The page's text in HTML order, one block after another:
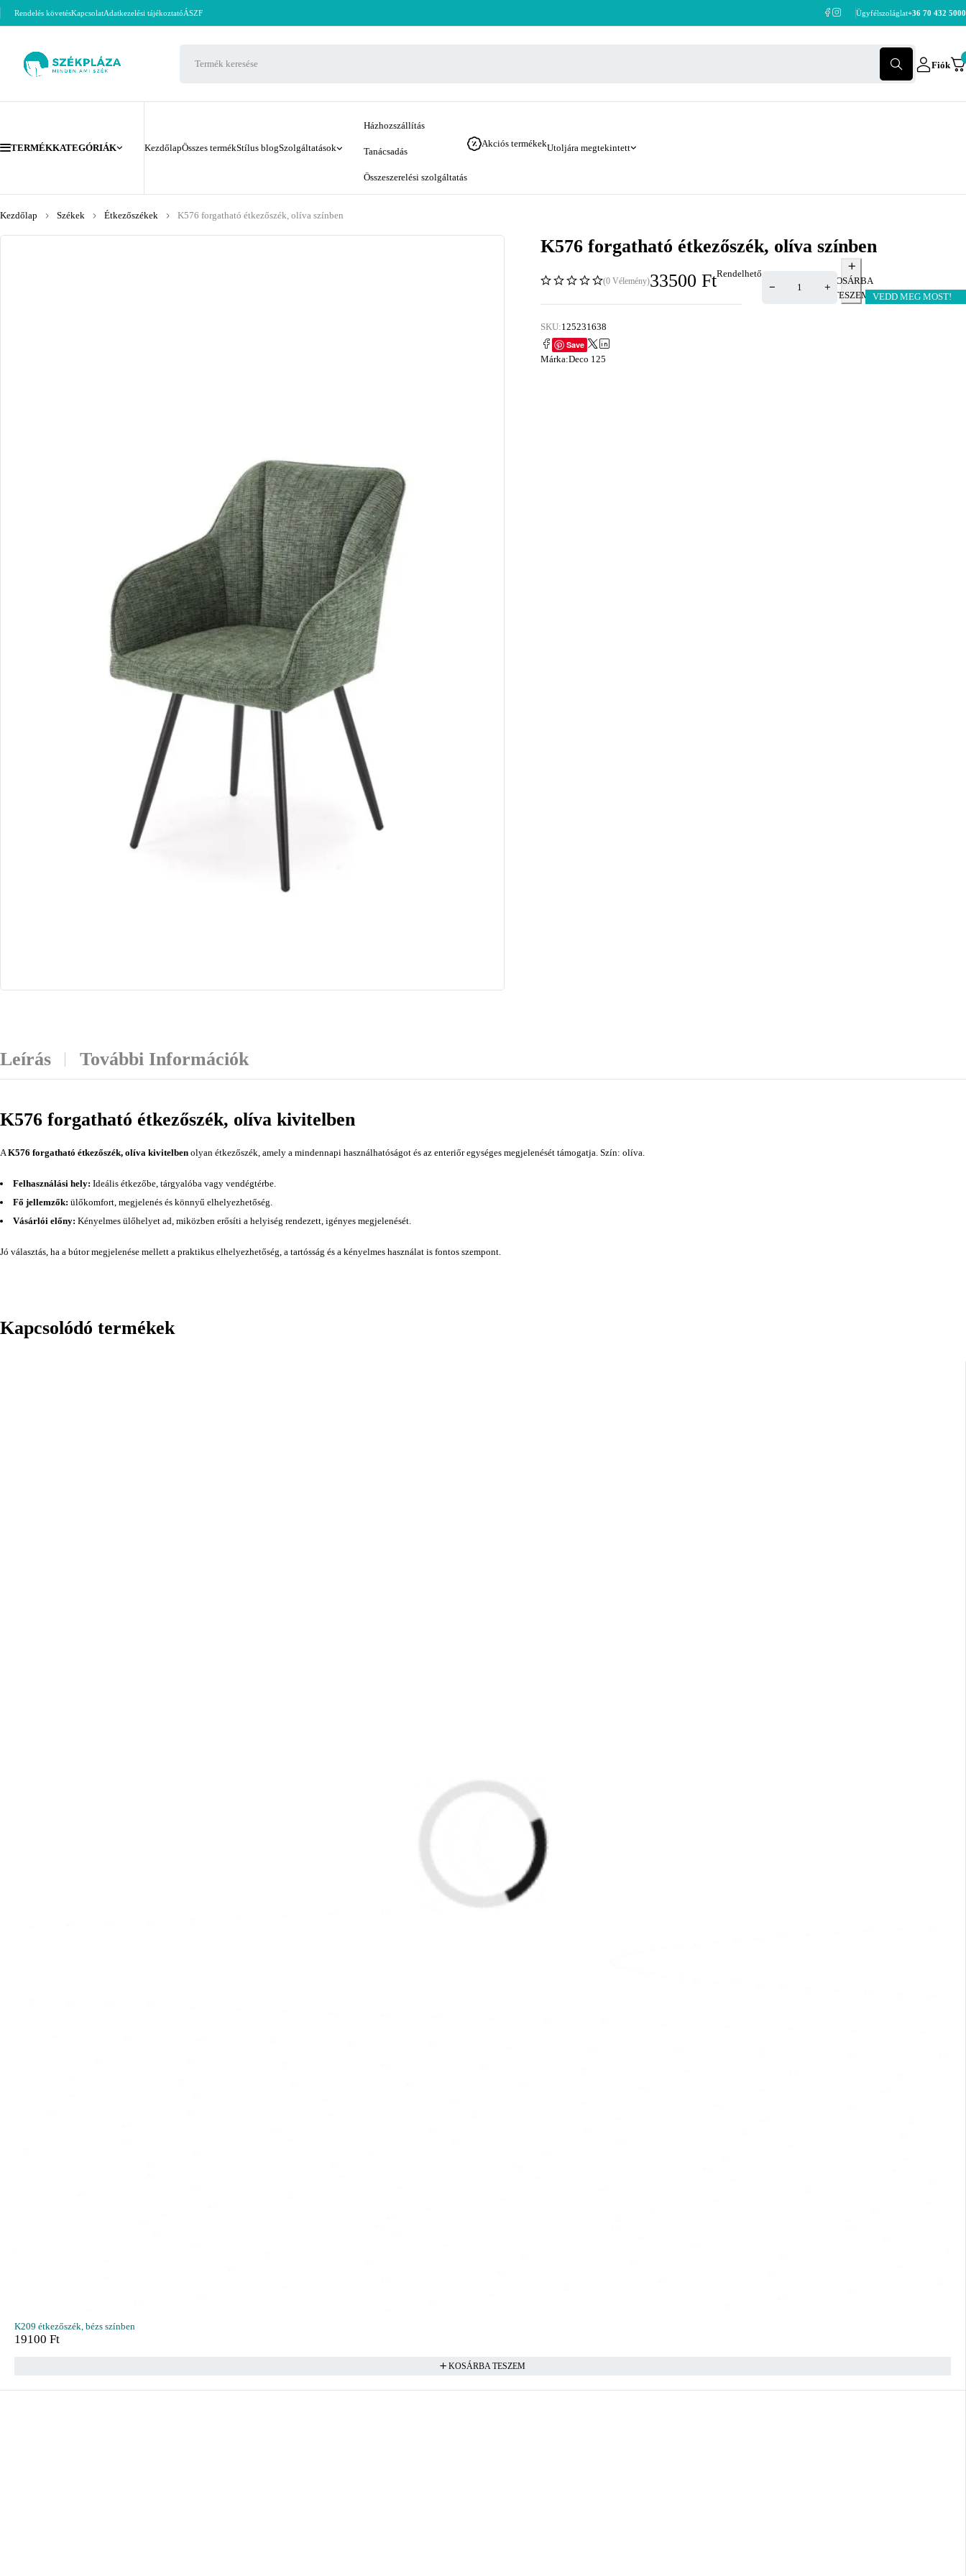
Rendelés követésKapcsolatAdatkezelési tájékoztatóÁSZF Ügyfélszoláglat+36 70 432 5000
Fiók
TERMÉKKATEGÓRIÁK KezdőlapÖsszes termékStílus blogSzolgáltatások
Házhozszállítás
Tanácsadás
Összeszerelési szolgáltatás
Akciós termékekUtoljára megtekintett
Kezdőlap Székek Étkezőszékek K576 forgatható étkezőszék, olíva színben
K576 forgatható étkezőszék, olíva színben
(0 Vélemény)33500 FtRendelhető
KOSÁRBA
TESZEM
VEDD MEG MOST!
SKU:125231638
Save
Márka:Deco 125
Leírás További Információk
K576 forgatható étkezőszék, olíva kivitelben
A K576 forgatható étkezőszék, olíva kivitelben olyan étkezőszék, amely a mindennapi használhatóságot és az enteriőr egységes megjelenését támogatja. Szín: olíva.
Felhasználási hely: Ideális étkezőbe, tárgyalóba vagy vendégtérbe.
Fő jellemzők: ülőkomfort, megjelenés és könnyű elhelyezhetőség.
Vásárlói előny: Kényelmes ülőhelyet ad, miközben erősíti a helyiség rendezett, igényes megjelenését.
Jó választás, ha a bútor megjelenése mellett a praktikus elhelyezhetőség, a tartósság és a kényelmes használat is fontos szempont.
Kapcsolódó termékek
K209 étkezőszék, bézs színben
19100 Ft
KOSÁRBA TESZEM